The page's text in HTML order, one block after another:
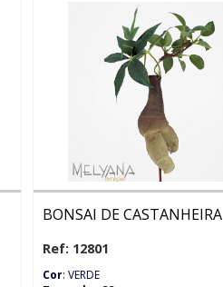
BONSAI DE CASTANHEIRA
Ref: 12801
Cor: VERDE